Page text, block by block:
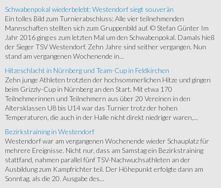
Schwabenpokal wiederbelebt: Westendorf siegt souverän
Ein tolles Bild zum Turnierabschluss: Alle vier teilnehmenden
Mannschaften stellten sich zum Gruppenbild auf. © Stefan Günter Im
Jahr 2016 ging es zum letzten Mal um den Schwabenpokal. Damals hieß
der Sieger TSV Westendorf. Zehn Jahre sind seither vergangen. Nun
stand am vergangenen Wochenende in...
Hitzeschlacht in Nürnberg und Team-Cup in Feldkirchen
Zehn junge Athleten trotzten der hochsommerlichen Hitze und gingen
beim Grizzly-Cup in Nürnberg an den Start. Mit etwa 170
Teilnehmerinnen und Teilnehmern aus über 20 Vereinen in den
Altersklassen U8 bis U14 war das Turnier trotz der hohen
Temperaturen, die auch in der Halle nicht direkt niedriger waren,...
Bezirkstraining in Westendorf
Westendorf war am vergangenen Wochenende wieder Schauplatz für
mehrere Ereignisse. Nicht nur, dass am Samstag ein Bezirkstraining
stattfand, nahmen parallel fünf TSV-Nachwuchsathleten an der
Ausbildung zum Kampfrichter teil. Der Höhepunkt erfolgte dann am
Sonntag, als die 20. Ausgabe des...